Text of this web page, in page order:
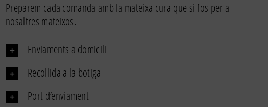
315g
Preparem cada comanda amb la mateixa cura que si fos per a
nosaltres mateixos.
Enviaments a domicili
Recollida a la botiga
Port d’enviament